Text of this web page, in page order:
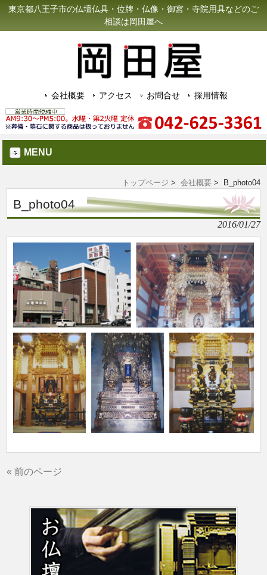
東京都八王子市の仏壇仏具・位牌・仏像・御宮・寺院用具などのご
相談は岡田屋へ
会社概要 アクセス お問合せ 採用情報
MENU
トップページ > 会社概要> B_photo04
B_photo04
2016/01/27
« 前のページ